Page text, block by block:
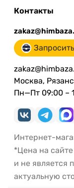
Контакты
Москва,
Пн—Пт 09:00 –
Интернет-
*Цена на
и не является
актуальную